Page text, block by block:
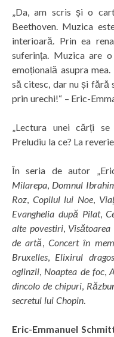
„Da, am scris și o
Beethoven. Muzica
interioară. Prin ea
suferința. Muzica are
emoțională asupra
să citesc, dar nu și fără
prin urechi!“ – Eric-
„Lectura unei cărți
Preludiu la ce? La
În seria de autor
Milarepa, Domnul
Roz, Copilul lui Noe,
Evanghelia după Pilat,
alte povestiri, Visătoarea
de artă, Concert în
Bruxelles, Elixirul
oglinzii, Noaptea de foc,
dincolo de chipuri,
secretul lui Chopin.
Eric-Emmanuel